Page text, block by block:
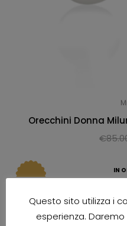
Orecchini Donna
€
IN
Questo sito utilizza i
esperienza.